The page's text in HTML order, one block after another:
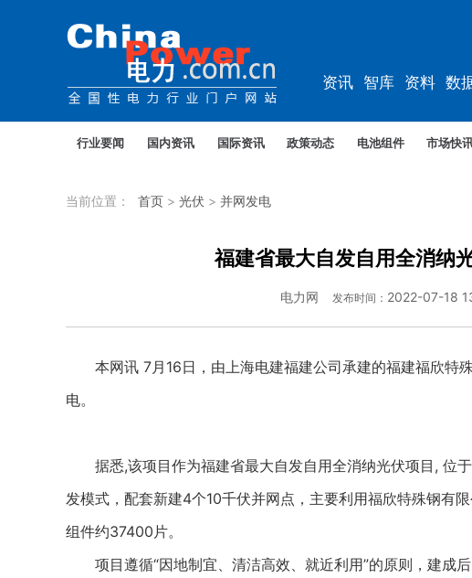
资讯 智库 资料 数
行业要闻 国内资讯 国际资讯 政策动态 电池组件 市场快
当前位置： 首页 > 光伏 > 并网发电
福建省最大自发自用全消纳
电力网 发布时间： 2022-07-18
本网讯 7月16日，由上海电建福建公司承建的福建福欣特
电。
据悉,该项目作为福建省最大自发自用全消纳光伏项目, 位于
发模式，配套新建4个10千伏并网点，主要利用福欣特殊钢有
组件约37400片。
项目遵循“因地制宜、清洁高效、就近利用”的原则，建成